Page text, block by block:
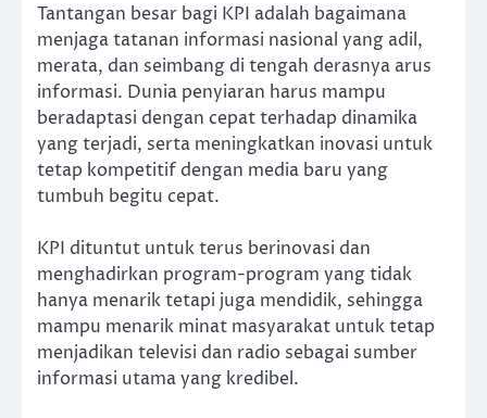
Tantangan besar bagi KPI adalah bagaimana
menjaga tatanan informasi nasional yang adil,
merata, dan seimbang di tengah derasnya arus
informasi. Dunia penyiaran harus mampu
beradaptasi dengan cepat terhadap dinamika
yang terjadi, serta meningkatkan inovasi untuk
tetap kompetitif dengan media baru yang
tumbuh begitu cepat.
KPI dituntut untuk terus berinovasi dan
menghadirkan program-program yang tidak
hanya menarik tetapi juga mendidik, sehingga
mampu menarik minat masyarakat untuk tetap
menjadikan televisi dan radio sebagai sumber
informasi utama yang kredibel.